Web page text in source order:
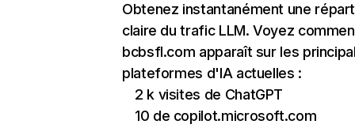
Obtenez instantanément une
claire du trafic LLM. Voyez
bcbsfl.com apparaît sur les
plateformes d'IA actuelles :
2 k visites de ChatGPT
10 de copilot.microsoft.com